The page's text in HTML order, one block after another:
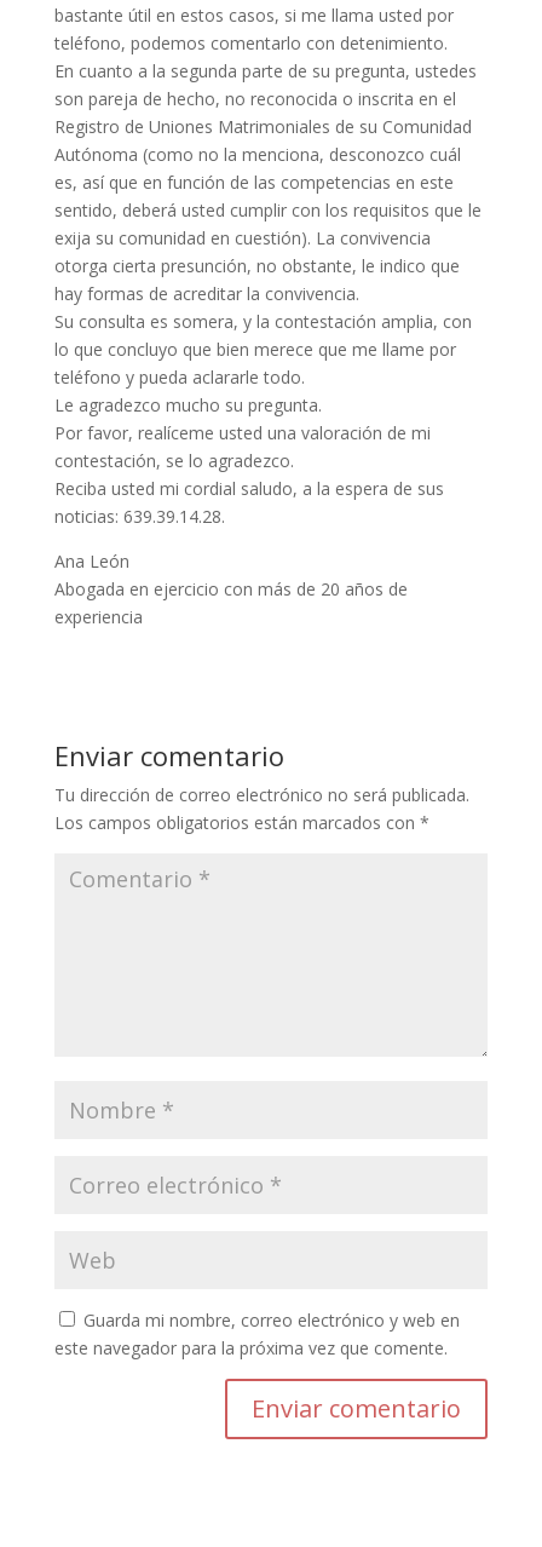
bastante útil en estos casos, si me llama usted por
teléfono, podemos comentarlo con detenimiento.
En cuanto a la segunda parte de su pregunta, ustedes
son pareja de hecho, no reconocida o inscrita en el
Registro de Uniones Matrimoniales de su Comunidad
Autónoma (como no la menciona, desconozco cuál
es, así que en función de las competencias en este
sentido, deberá usted cumplir con los requisitos que le
exija su comunidad en cuestión). La convivencia
otorga cierta presunción, no obstante, le indico que
hay formas de acreditar la convivencia.
Su consulta es somera, y la contestación amplia, con
lo que concluyo que bien merece que me llame por
teléfono y pueda aclararle todo.
Le agradezco mucho su pregunta.
Por favor, realíceme usted una valoración de mi
contestación, se lo agradezco.
Reciba usted mi cordial saludo, a la espera de sus
noticias: 639.39.14.28.
Ana León
Abogada en ejercicio con más de 20 años de
experiencia
Enviar comentario
Tu dirección de correo electrónico no será publicada.
Los campos obligatorios están marcados con *
Guarda mi nombre, correo electrónico y web en
este navegador para la próxima vez que comente.